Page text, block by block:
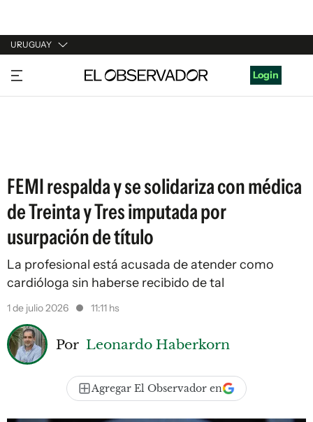
URUGUAY
URUGUAY
ARGENTINA
Login
FEMI respalda y se solidariza con médica
de Treinta y Tres imputada por
usurpación de título
La profesional está acusada de atender como
cardióloga sin haberse recibido de tal
1 de julio 2026 11:11 hs
Por Leonardo Haberkorn
Agregar El Observador en